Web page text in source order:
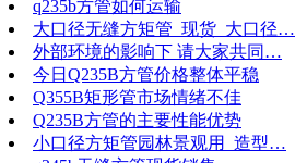
q235b方管如何运输
大口径无缝方矩管_现货_大口径…
外部环境的影响下 请大家共同…
今日Q235B方管价格整体平稳
Q355B矩形管市场情绪不佳
Q235B方管的主要性能优势
小口径方矩管园林景观用_造型…